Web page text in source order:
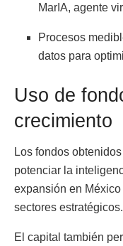
MarIA, agente
Procesos
datos para
Uso de
crecimiento
Los fondos
potenciar la
expansión en
sectores estratégicos.
El capital también